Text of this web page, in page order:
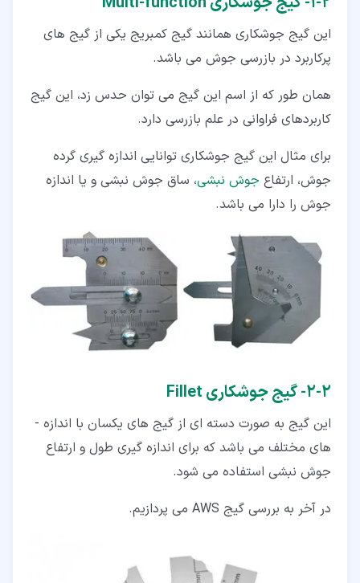
این گیج جوشکاری همانند گیج کمبریج یکی از گیج­ های
پرکاربرد در بازرسی جوش می­ باشد.
همان طور که از اسم این گیج می ­توان حدس زد، این گیج
کاربردهای فراوانی در علم بازرسی دارد.
برای مثال این گیج جوشکاری توانایی اندازه گیری گرده
جوش، ارتفاع جوش نبشی، ساق جوش نبشی و یا اندازه
جوش را دارا می­ باشد.
۲‏-‏۲‏- گیج جوشکاری Fillet
این گیج به صورت دسته ای از گیج­ های یکسان با اندازه ­
های مختلف می ­باشد که برای اندازه گیری طول و ارتفاع
جوش نبشی استفاده می­ شود.
در آخر به بررسی گیج AWS می پردازیم.